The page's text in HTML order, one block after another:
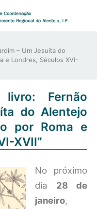
– Um Jesuíta do
e Londres, Séculos XVI-
livro: Fernão
do Alentejo
por Roma e
XVII”
No próximo
dia 28 de
janeiro,